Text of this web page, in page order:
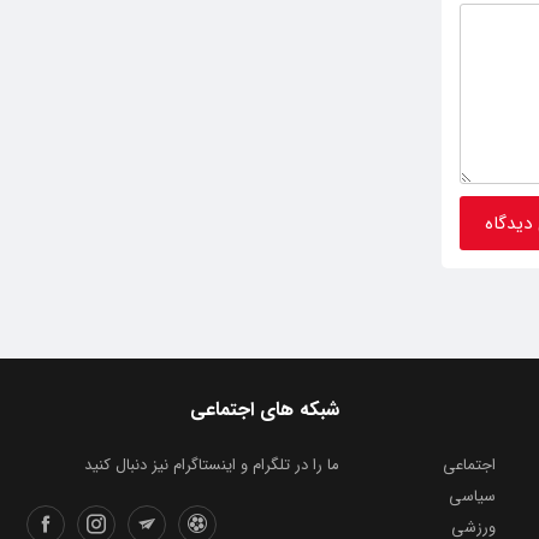
شبکه های اجتماعی
ما را در تلگرام و اینستاگرام نیز دنبال کنید
اجتماعی
سیاسی
ورزشی